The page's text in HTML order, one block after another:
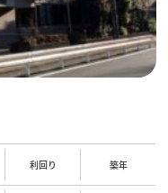
利回り 築年